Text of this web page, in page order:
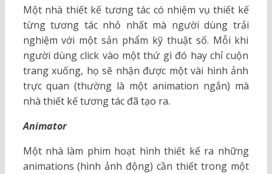
Một nhà thiết kế tương tác có nhiệm vụ thiết kế
từng tương tác nhỏ nhất mà người dùng trải
nghiệm với một sản phẩm kỹ thuật số. Mỗi khi
người dùng click vào một thứ gì đó hay chỉ cuộn
trang xuống, họ sẽ nhận được một vài hình ảnh
trực quan (thường là một animation ngắn) mà
nhà thiết kế tương tác đã tạo ra.
Animator
Một nhà làm phim hoạt hình thiết kế ra những
animations (hình ảnh động) cần thiết trong một